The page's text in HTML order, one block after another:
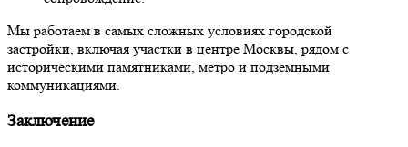
Мы работаем в самых сложных условиях городской
застройки, включая участки в центре Москвы, рядом с
историческими памятниками, метро и подземными
коммуникациями.
Заключение